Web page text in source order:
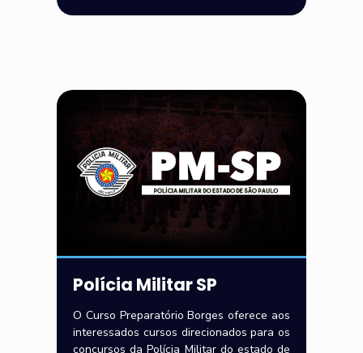
Polícia Militar SP
O Curso Preparatório Borges oferece aos
interessados cursos direcionados para os
concursos da Polícia Militar do estado de